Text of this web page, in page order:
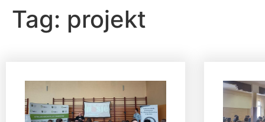
Tag: projekt